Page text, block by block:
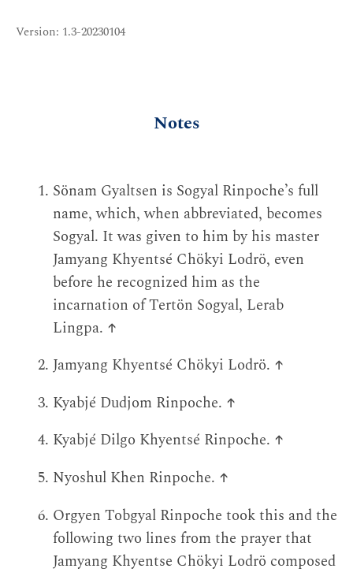
Version: 1.3-20230104
Notes
Sönam Gyaltsen is Sogyal Rinpoche’s full
name, which, when abbreviated, becomes
Sogyal. It was given to him by his master
Jamyang Khyentsé Chökyi Lodrö, even
before he recognized him as the
incarnation of Tertön Sogyal, Lerab
Lingpa. ↑
Jamyang Khyentsé Chökyi Lodrö. ↑
Kyabjé Dudjom Rinpoche. ↑
Kyabjé Dilgo Khyentsé Rinpoche. ↑
Nyoshul Khen Rinpoche. ↑
Orgyen Tobgyal Rinpoche took this and the
following two lines from the prayer that
Jamyang Khyentse Chökyi Lodrö composed